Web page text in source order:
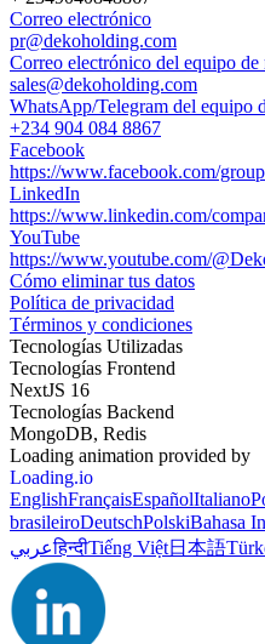
Correo electrónico
pr@dekoholding.com
Correo electrónico del equipo
sales@dekoholding.com
WhatsApp/Telegram del equipo
+234 904 084 8867
Facebook
https://www.facebook.com/
LinkedIn
https://www.linkedin.com/
YouTube
https://www.youtube.com/
Cómo eliminar tus datos
Política de privacidad
Términos y condiciones
Tecnologías Utilizadas
Tecnologías Frontend
NextJS 16
Tecnologías Backend
MongoDB, Redis
Loading animation provided by
Loading.io
EnglishFrançaisEspañolItaliano
brasileiroDeutschPolskiBahasa
عربيहिन्दीTiếng Việt日本語